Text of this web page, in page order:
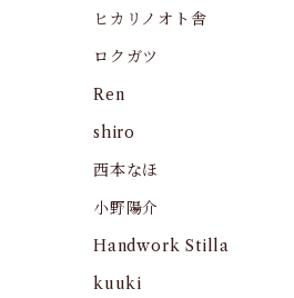
ヒカリノオト舎
ロクガツ
Ren
shiro
西本なほ
小野陽介
Handwork Stilla
kuuki